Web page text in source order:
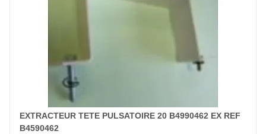
EXTRACTEUR TETE PULSATOIRE 20 B4990462 EX REF
B4590462